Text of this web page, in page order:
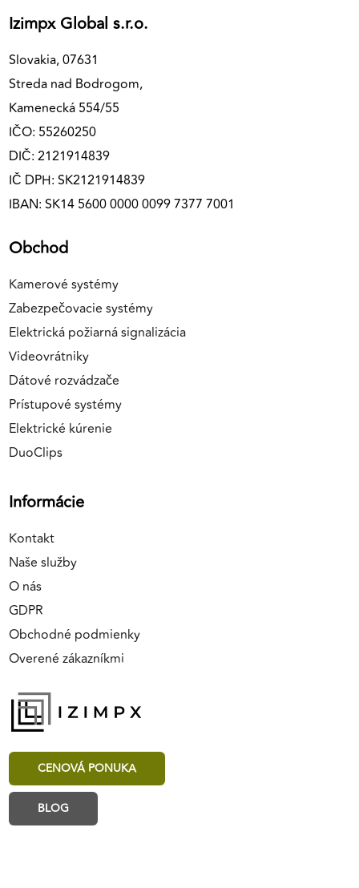
Izimpx Global s.r.o.
Slovakia, 07631
Streda nad Bodrogom,
Kamenecká 554/55
IČO: 55260250
DIČ: 2121914839
IČ DPH: SK2121914839
IBAN: SK14 5600 0000 0099 7377 7001
Obchod
Kamerové systémy
Zabezpečovacie systémy
Elektrická požiarná signalizácia
Videovrátniky
Dátové rozvádzače
Prístupové systémy
Elektrické kúrenie
DuoClips
Informácie
Kontakt
Naše služby
O nás
GDPR
Obchodné podmienky
Overené zákazníkmi
CENOVÁ PONUKA
BLOG